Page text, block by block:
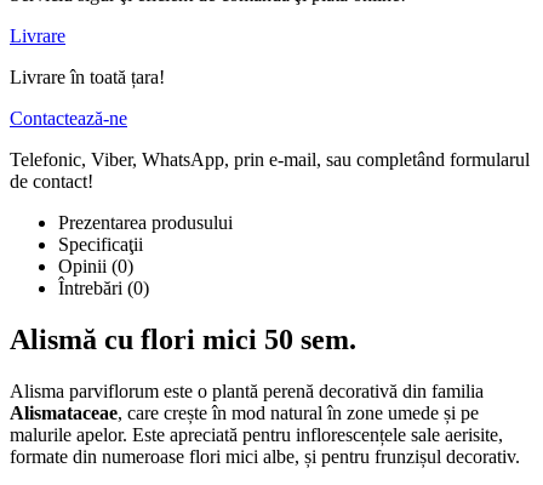
Livrare
Livrare în toată țara!
Contactează-ne
Telefonic, Viber, WhatsApp, prin e-mail, sau completând formularul
de contact!
Prezentarea produsului
Specificaţii
Opinii (0)
Întrebări (0)
Alismă cu flori mici 50 sem.
Alisma parviflorum este o plantă perenă decorativă din familia
Alismataceae, care crește în mod natural în zone umede și pe
malurile apelor. Este apreciată pentru inflorescențele sale aerisite,
formate din numeroase flori mici albe, și pentru frunzișul decorativ.